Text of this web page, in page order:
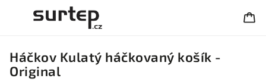
Háčkov Kulatý háčkovaný košík -
Original